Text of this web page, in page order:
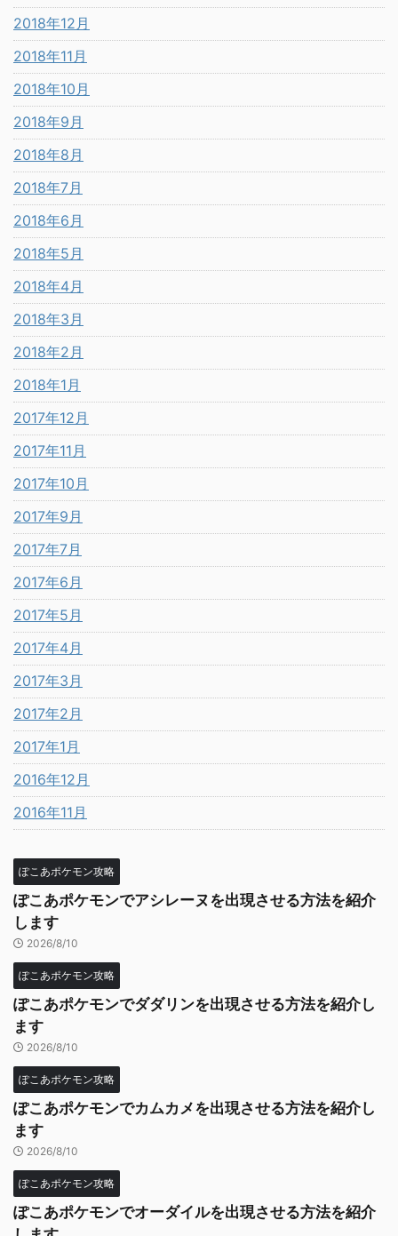
2018年12月
2018年11月
2018年10月
2018年9月
2018年8月
2018年7月
2018年6月
2018年5月
2018年4月
2018年3月
2018年2月
2018年1月
2017年12月
2017年11月
2017年10月
2017年9月
2017年7月
2017年6月
2017年5月
2017年4月
2017年3月
2017年2月
2017年1月
2016年12月
2016年11月
ぽこあポケモン攻略
ぽこあポケモンでアシレーヌを出現させる方法を紹介
します
2026/8/10
ぽこあポケモン攻略
ぽこあポケモンでダダリンを出現させる方法を紹介し
ます
2026/8/10
ぽこあポケモン攻略
ぽこあポケモンでカムカメを出現させる方法を紹介し
ます
2026/8/10
ぽこあポケモン攻略
ぽこあポケモンでオーダイルを出現させる方法を紹介